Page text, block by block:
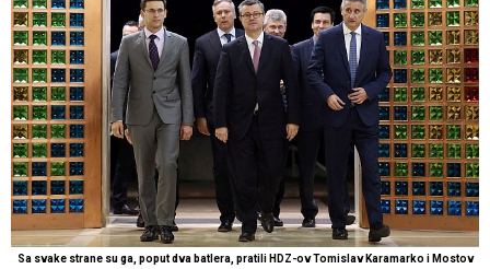
Sa svake strane su ga, poput dva batlera, pratili HDZ-ov Tomislav Karamarko i Mostov